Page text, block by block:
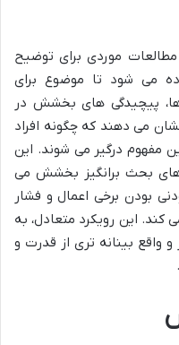
موردی برای توضیح
می شود تا موضوع برای
پیچیدگی های بخشش در
می دهند که چگونه افراد
مفهوم درگیر می شوند. این
بحث برانگیز بخشش می
بودن برخی اعمال و فشار
این رویکرد متعادل، به
واقع بینانه تری از قدرت و